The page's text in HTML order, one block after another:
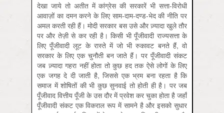
देखा जाये तो अतीत में कांग्रेस की सरकारें भी सत्ता-विरोधी
आवाज़ों का दमन करने के लिए साम-दाम-दण्ड-भेद की नीति पर
अमल करती रही हैं। मोदी सरकार बस उसे और ज़्यादा खुले तौर
पर और तेज़ी से कर रही है। किसी भी पूँजीवादी राज्यसत्ता के
लिए पूँजीवादी लूट के रास्ते में जो भी रुकावट बनते हैं, वो
सरकार के लिए एक चुनौती बन जाते हैं। पर पूँजीवादी संकट
जब ज़्यादा गहरा नहीं होता तो कुछ हद तक ऐसे लोगों के लिए
एक जगह दे दी जाती है, जिससे एक भ्रम बना रहता है कि
समाज में शोषितों की भी कुछ सुनवाई तो होती ही है। पर जब
पूँजीवाद वित्तीय पूँजी के उस दौर में प्रवेश कर चुका होता है जहाँ
पूँजीवादी संकट एक विकराल रूप में सामने है और इसको सुधार